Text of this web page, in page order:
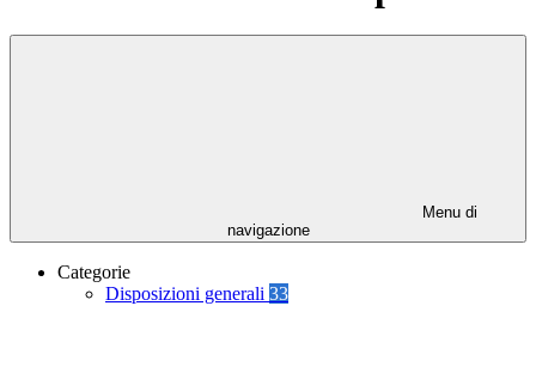
Menu di
navigazione
Categorie
Disposizioni generali 33